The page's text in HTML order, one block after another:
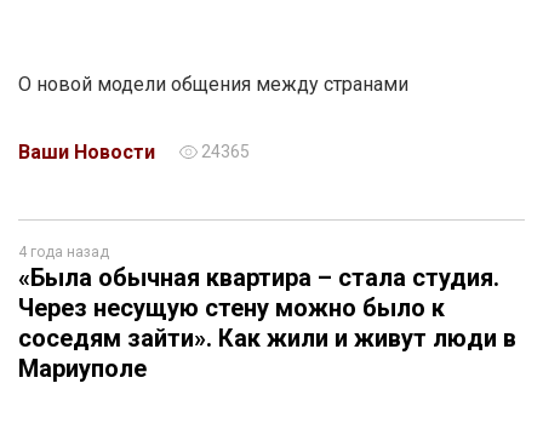
О новой модели общения между странами
Ваши Новости 24365
4 года назад
«Была обычная квартира – стала студия.
Через несущую стену можно было к
соседям зайти». Как жили и живут люди в
Мариуполе